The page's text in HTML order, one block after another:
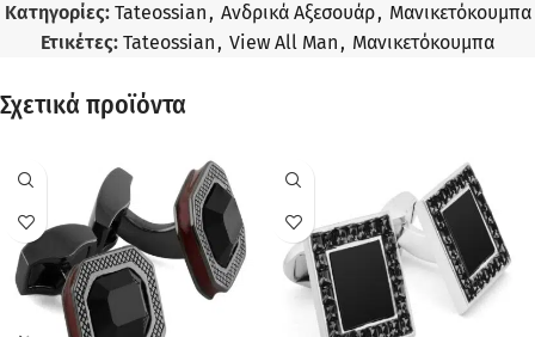
Κατηγορίες: Tateossian, Ανδρικά Αξεσουάρ, Μανικετόκουμπα
Ετικέτες: Tateossian, View All Man, Μανικετόκουμπα
Σχετικά προϊόντα